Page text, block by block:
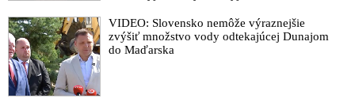
zháňali energie pre Ukrajinu na zimu. Putin
vraj bude mobilizovať a vojna sa do zimy
pravdepodobne neskončí
VIDEO: Slovensko nemôže výraznejšie
zvýšiť množstvo vody odtekajúcej Dunajom
do Maďarska